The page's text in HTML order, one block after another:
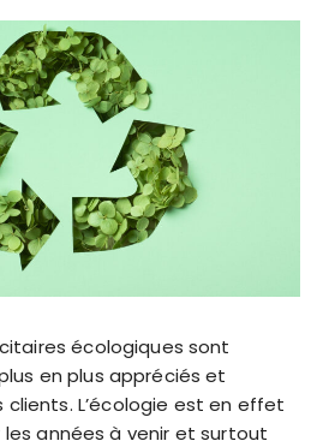
écologiques sont
en plus appréciés et
L’écologie est en effet
années à venir et surtout